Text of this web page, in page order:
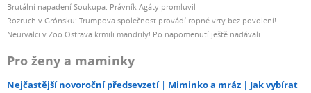
Brutální napadení Soukupa. Právník Agáty promluvil
Rozruch v Grónsku: Trumpova společnost provádí ropné vrty bez povolení!
Neurvalci v Zoo Ostrava krmili mandrily! Po napomenutí ještě nadávali
Pro ženy a maminky
Nejčastější novoroční předsevzetí Miminko a mráz
Jak vybírat